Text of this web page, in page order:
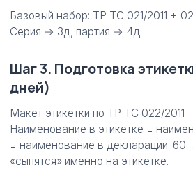
Базовый набор: ТР ТС 021/2011 +
Серия → 3д, партия → 4д.
Шаг 3. Подготовка
дней)
Макет этикетки по ТР ТС 022/2011
Наименование в этикетке =
= наименование в декларации.
«сыпятся» именно на этикетке.